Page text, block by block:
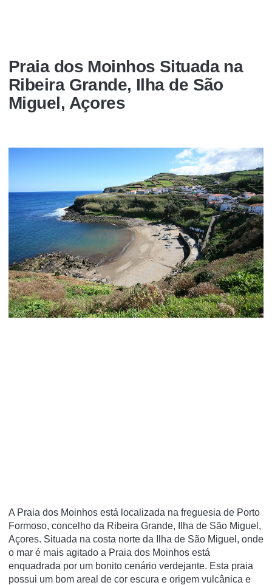
Praia dos Moinhos Situada na
Ribeira Grande, Ilha de São
Miguel, Açores
A Praia dos Moinhos está localizada na freguesia de Porto
Formoso, concelho da Ribeira Grande, Ilha de São Miguel,
Açores. Situada na costa norte da Ilha de São Miguel, onde
o mar é mais agitado a Praia dos Moinhos está
enquadrada por um bonito cenário verdejante. Esta praia
possui um bom areal de cor escura e origem vulcânica e